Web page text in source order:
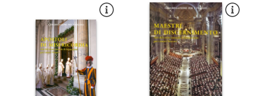
AUTORI VARI